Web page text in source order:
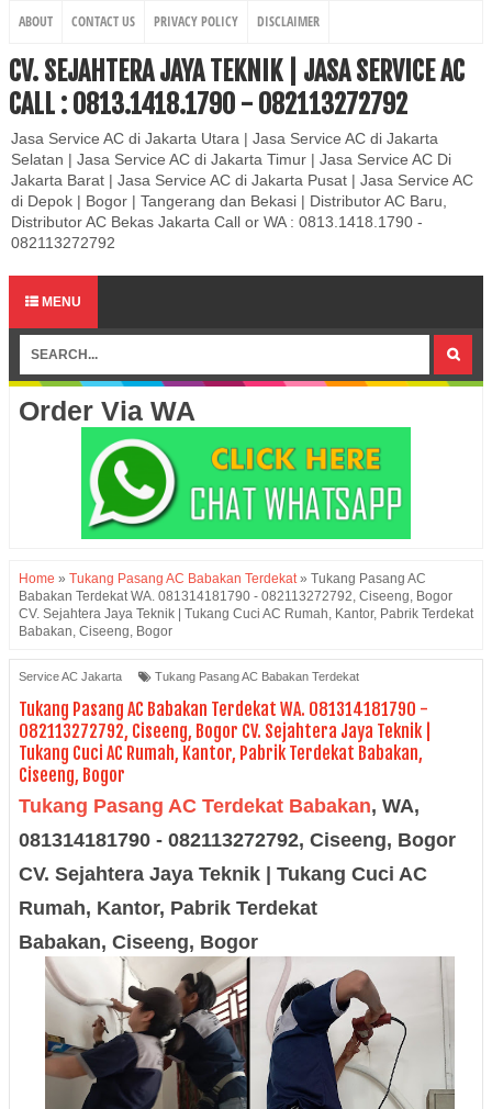
ABOUT CONTACT US PRIVACY POLICY DISCLAIMER
CV. SEJAHTERA JAYA TEKNIK | JASA SERVICE AC
CALL : 0813.1418.1790 - 082113272792
Jasa Service AC di Jakarta Utara | Jasa Service AC di Jakarta
Selatan | Jasa Service AC di Jakarta Timur | Jasa Service AC Di
Jakarta Barat | Jasa Service AC di Jakarta Pusat | Jasa Service AC
di Depok | Bogor | Tangerang dan Bekasi | Distributor AC Baru,
Distributor AC Bekas Jakarta Call or WA : 0813.1418.1790 -
082113272792
MENU
Order Via WA
Home » Tukang Pasang AC Babakan Terdekat » Tukang Pasang AC
Babakan Terdekat WA. 081314181790 - 082113272792, Ciseeng, Bogor
CV. Sejahtera Jaya Teknik | Tukang Cuci AC Rumah, Kantor, Pabrik Terdekat
Babakan, Ciseeng, Bogor
Service AC Jakarta Tukang Pasang AC Babakan Terdekat
Tukang Pasang AC Babakan Terdekat WA. 081314181790 -
082113272792, Ciseeng, Bogor CV. Sejahtera Jaya Teknik |
Tukang Cuci AC Rumah, Kantor, Pabrik Terdekat Babakan,
Ciseeng, Bogor
Tukang Pasang AC Terdekat Babakan, WA,
081314181790 - 082113272792, Ciseeng, Bogor
CV. Sejahtera Jaya Teknik | Tukang Cuci AC
Rumah, Kantor, Pabrik Terdekat
Babakan, Ciseeng, Bogor